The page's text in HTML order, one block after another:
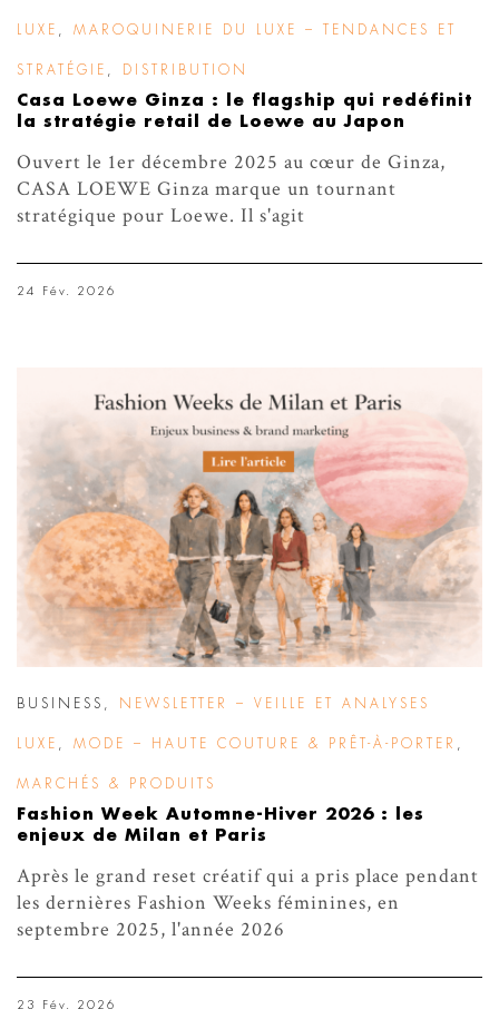
LUXE , MAROQUINERIE DU LUXE – TENDANCES ET
STRATÉGIE , DISTRIBUTION
Casa Loewe Ginza : le flagship qui redéfinit
la stratégie retail de Loewe au Japon
Ouvert le 1er décembre 2025 au cœur de Ginza,
CASA LOEWE Ginza marque un tournant
stratégique pour Loewe. Il s'agit
24 Fév. 2026
BUSINESS NEWSLETTER – VEILLE ET ANALYSES
LUXE MODE – HAUTE COUTURE & PRÊT-À-PORTER
MARCHÉS & PRODUITS
Fashion Week Automne-Hiver 2026 : les
enjeux de Milan et Paris
Après le grand reset créatif qui a pris place pendant
les dernières Fashion Weeks féminines, en
septembre 2025, l'année 2026
23 Fév. 2026